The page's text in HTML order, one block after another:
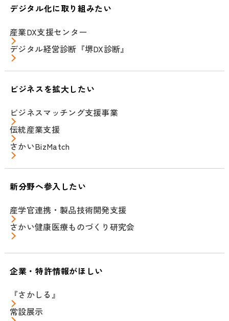
デジタル化に取り組みたい
産業DX支援センター
デジタル経営診断『堺DX診断』
ビジネスを拡大したい
ビジネスマッチング支援事業
伝統産業支援
さかいBizMatch
新分野へ参入したい
産学官連携・製品技術開発支援
さかい健康医療ものづくり研究会
企業・特許情報がほしい
『さかしる』
常設展示